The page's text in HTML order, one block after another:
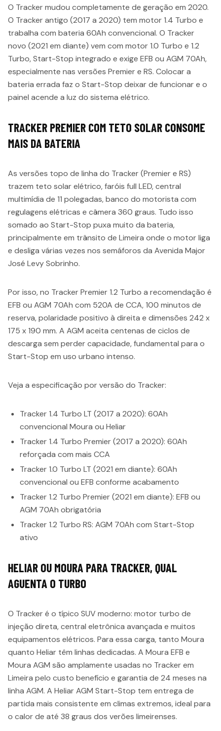
O Tracker mudou completamente de geração em 2020.
O Tracker antigo (2017 a 2020) tem motor 1.4 Turbo e
trabalha com bateria 60Ah convencional. O Tracker
novo (2021 em diante) vem com motor 1.0 Turbo e 1.2
Turbo, Start-Stop integrado e exige EFB ou AGM 70Ah,
especialmente nas versões Premier e RS. Colocar a
bateria errada faz o Start-Stop deixar de funcionar e o
painel acende a luz do sistema elétrico.
TRACKER PREMIER COM TETO SOLAR CONSOME
MAIS DA BATERIA
As versões topo de linha do Tracker (Premier e RS)
trazem teto solar elétrico, faróis full LED, central
multimídia de 11 polegadas, banco do motorista com
regulagens elétricas e câmera 360 graus. Tudo isso
somado ao Start-Stop puxa muito da bateria,
principalmente em trânsito de Limeira onde o motor liga
e desliga várias vezes nos semáforos da Avenida Major
José Levy Sobrinho.
Por isso, no Tracker Premier 1.2 Turbo a recomendação é
EFB ou AGM 70Ah com 520A de CCA, 100 minutos de
reserva, polaridade positivo à direita e dimensões 242 x
175 x 190 mm. A AGM aceita centenas de ciclos de
descarga sem perder capacidade, fundamental para o
Start-Stop em uso urbano intenso.
Veja a especificação por versão do Tracker:
Tracker 1.4 Turbo LT (2017 a 2020): 60Ah
convencional Moura ou Heliar
Tracker 1.4 Turbo Premier (2017 a 2020): 60Ah
reforçada com mais CCA
Tracker 1.0 Turbo LT (2021 em diante): 60Ah
convencional ou EFB conforme acabamento
Tracker 1.2 Turbo Premier (2021 em diante): EFB ou
AGM 70Ah obrigatória
Tracker 1.2 Turbo RS: AGM 70Ah com Start-Stop
ativo
HELIAR OU MOURA PARA TRACKER, QUAL
AGUENTA O TURBO
O Tracker é o típico SUV moderno: motor turbo de
injeção direta, central eletrônica avançada e muitos
equipamentos elétricos. Para essa carga, tanto Moura
quanto Heliar têm linhas dedicadas. A Moura EFB e
Moura AGM são amplamente usadas no Tracker em
Limeira pelo custo benefício e garantia de 24 meses na
linha AGM. A Heliar AGM Start-Stop tem entrega de
partida mais consistente em climas extremos, ideal para
o calor de até 38 graus dos verões limeirenses.